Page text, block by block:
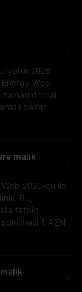
2026
Web
zaman dərhal
bazar
malik
Web 2030-cu ilə
Bu,
tətbiq
1 AZN